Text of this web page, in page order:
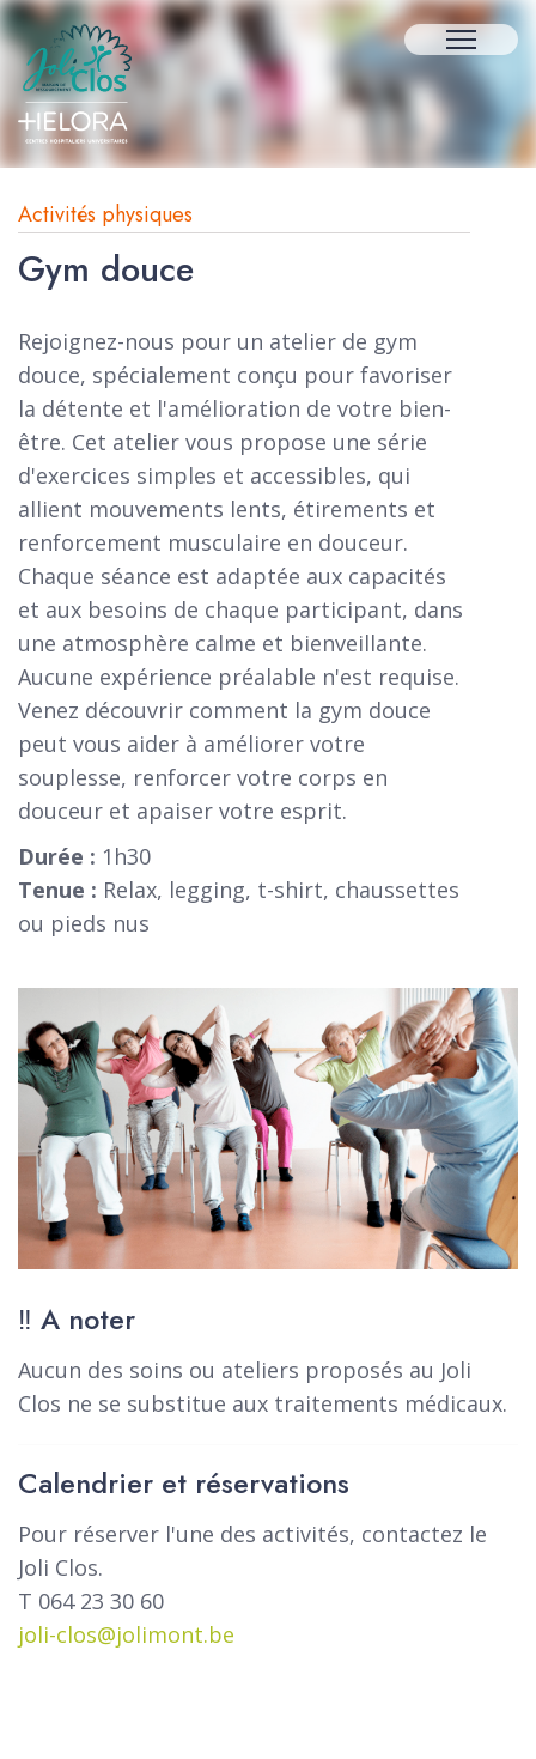
Activités physiques
Gym douce
Rejoignez-nous pour un atelier de gym
douce, spécialement conçu pour favoriser
la détente et l'amélioration de votre bien-
être. Cet atelier vous propose une série
d'exercices simples et accessibles, qui
allient mouvements lents, étirements et
renforcement musculaire en douceur.
Chaque séance est adaptée aux capacités
et aux besoins de chaque participant, dans
une atmosphère calme et bienveillante.
Aucune expérience préalable n'est requise.
Venez découvrir comment la gym douce
peut vous aider à améliorer votre
souplesse, renforcer votre corps en
douceur et apaiser votre esprit.
Durée : 1h30
Tenue : Relax, legging, t-shirt, chaussettes
ou pieds nus
‼️ A noter
Aucun des soins ou ateliers proposés au Joli
Clos ne se substitue aux traitements médicaux.
Calendrier et réservations
Pour réserver l'une des activités, contactez le
Joli Clos.
T 064 23 30 60
joli-clos@jolimont.be